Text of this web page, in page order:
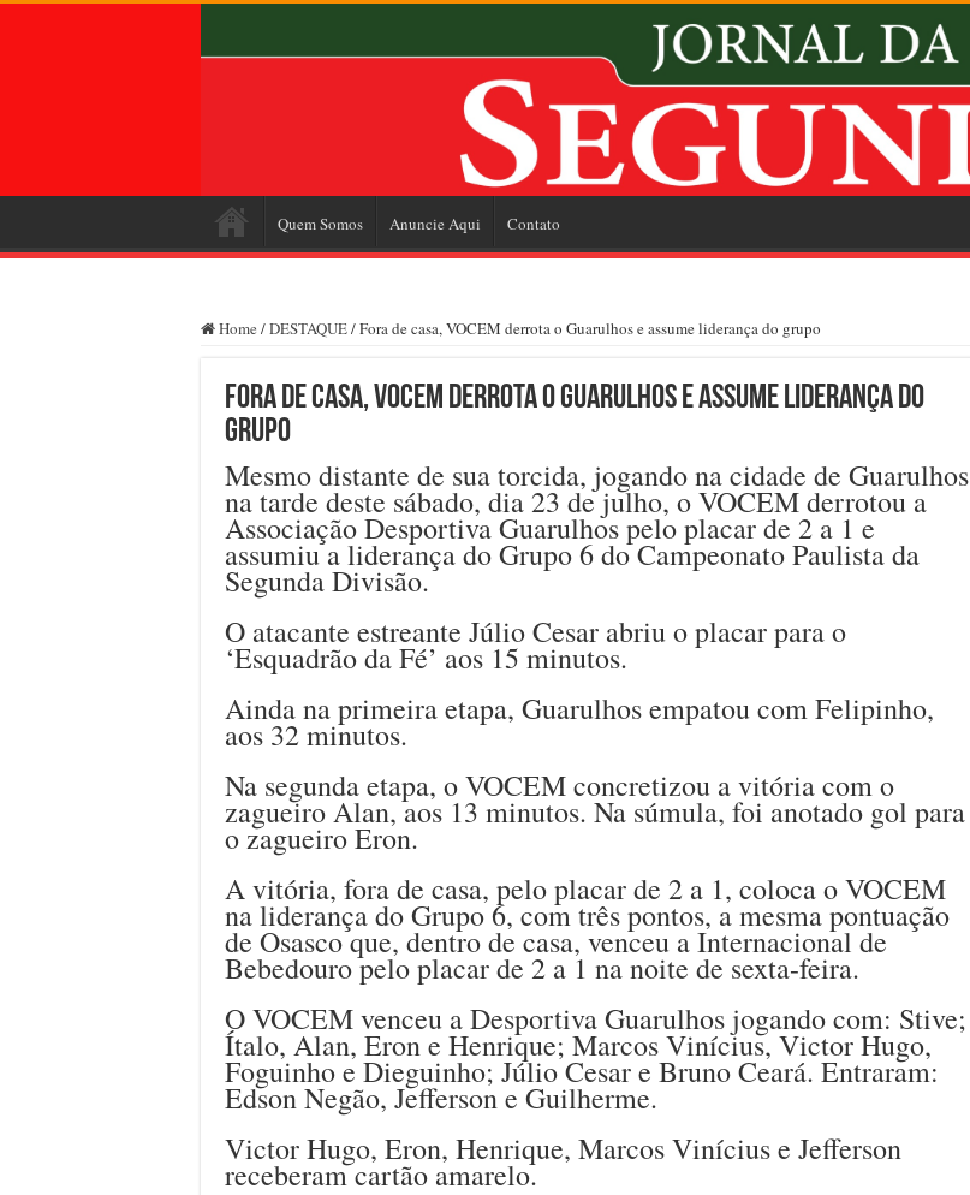
Quem Somos Anuncie Aqui Contato
Home /DESTAQUE/Fora de casa, VOCEM derrota o Guarulhos e assume liderança do grupo
Fora de casa, VOCEM derrota o Guarulhos e assume liderança do
grupo
Mesmo distante de sua torcida, jogando na cidade de Guarulhos
na tarde deste sábado, dia 23 de julho, o VOCEM derrotou a
Associação Desportiva Guarulhos pelo placar de 2 a 1 e
assumiu a liderança do Grupo 6 do Campeonato Paulista da
Segunda Divisão.
O atacante estreante Júlio Cesar abriu o placar para o
‘Esquadrão da Fé’ aos 15 minutos.
Ainda na primeira etapa, Guarulhos empatou com Felipinho,
aos 32 minutos.
Na segunda etapa, o VOCEM concretizou a vitória com o
zagueiro Alan, aos 13 minutos. Na súmula, foi anotado gol para
o zagueiro Eron.
A vitória, fora de casa, pelo placar de 2 a 1, coloca o VOCEM
na liderança do Grupo 6, com três pontos, a mesma pontuação
de Osasco que, dentro de casa, venceu a Internacional de
Bebedouro pelo placar de 2 a 1 na noite de sexta-feira.
O VOCEM venceu a Desportiva Guarulhos jogando com: Stive;
Ítalo, Alan, Eron e Henrique; Marcos Vinícius, Victor Hugo,
Foguinho e Dieguinho; Júlio Cesar e Bruno Ceará. Entraram:
Edson Negão, Jefferson e Guilherme.
Victor Hugo, Eron, Henrique, Marcos Vinícius e Jefferson
receberam cartão amarelo.